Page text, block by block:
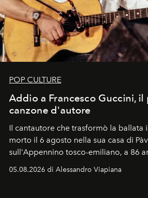
POP CULTURE
Addio a Francesco Guccini, il
canzone d'autore
Il cantautore che trasformò la ballata
morto il 6 agosto nella sua casa di
sull'Appennino tosco-emiliano, a 86
05.08.2026 di Alessandro Viapiana